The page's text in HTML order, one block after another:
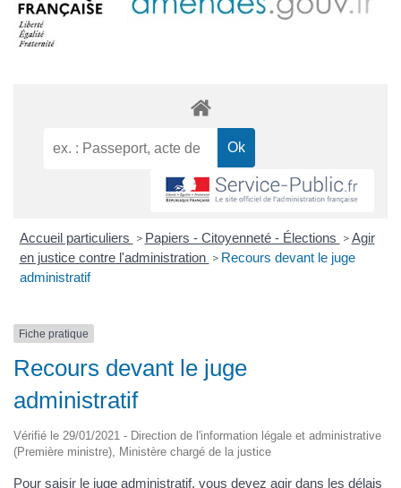
Accueil particuliers > Papiers - Citoyenneté - Élections > Agir
en justice contre l'administration > Recours devant le juge
administratif
Fiche pratique
Recours devant le juge
administratif
Vérifié le 29/01/2021 - Direction de l'information légale et administrative
(Première ministre), Ministère chargé de la justice
Pour saisir le juge administratif, vous devez agir dans les délais